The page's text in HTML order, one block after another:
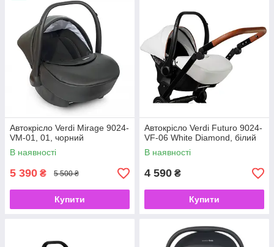
Автокрісло Verdi Mirage 9024-
VM-01, 01, чорний
В наявності
5 390 ₴ 5 500 ₴
Купити
Автокрісло Verdi Futuro 9024-
VF-06 White Diamond, білий
В наявності
4 590 ₴
Купити